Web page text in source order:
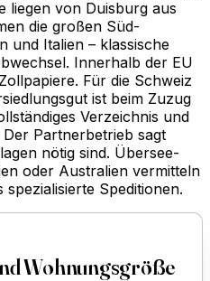
liegen von Duisburg aus
die großen Süd-
und Italien – klassische
Innerhalb der EU
Für die Schweiz
ist beim Zuzug
Verzeichnis und
Partnerbetrieb sagt
nötig sind. Übersee-
oder Australien vermitteln
Speditionen.
Wohnungsgröße